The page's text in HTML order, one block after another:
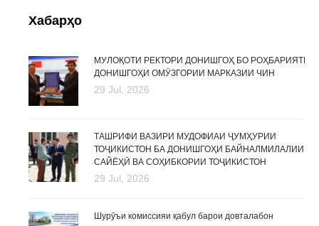
Хабарҳо
МУЛОҚОТИ РЕКТОРИ ДОНИШГОҲ БО РОҲБАРИЯТИ
ДОНИШГОҲИ ОМӮЗГОРИИ МАРКАЗИИ ЧИН
29 Jul, 2026
ТАШРИФИ ВАЗИРИ МУДОФИАИ ҶУМҲУРИИ
ТОҶИКИСТОН БА ДОНИШГОҲИ БАЙНАЛМИЛАЛИИ
САЙЁҲӢ ВА СОҲИБКОРИИ ТОҶИКИСТОН
29 Jul, 2026
Шурӯъи комиссияи қабул барои довталабон